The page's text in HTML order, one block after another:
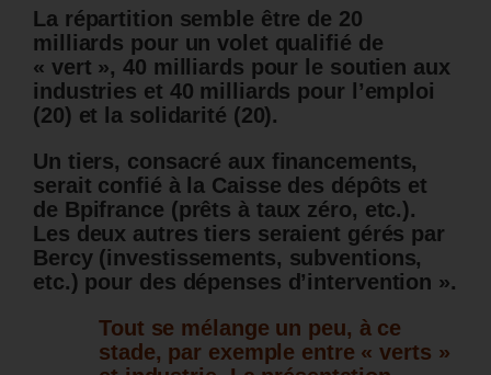
La répartition semble être de 20
milliards pour un volet qualifié de
« vert », 40 milliards pour le soutien aux
industries et 40 milliards pour l’emploi
(20) et la solidarité (20).
Un tiers, consacré aux financements,
serait confié à la Caisse des dépôts et
de Bpifrance (prêts à taux zéro, etc.).
Les deux autres tiers seraient gérés par
Bercy (investissements, subventions,
etc.) pour des dépenses d’intervention ».
Tout se mélange un peu, à ce
stade, par exemple entre « verts »